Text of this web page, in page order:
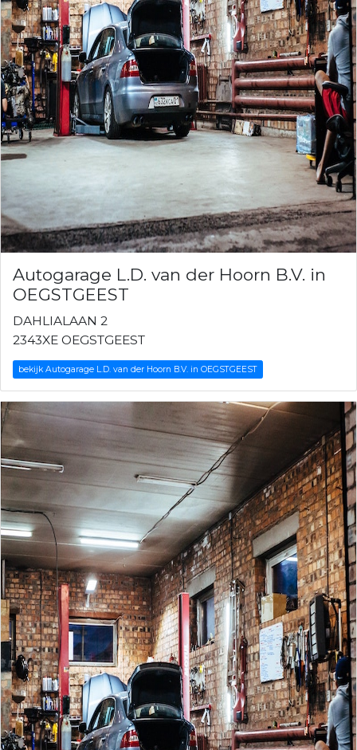
Autogarage L.D. van der Hoorn B.V. in
OEGSTGEEST
DAHLIALAAN 2
2343XE OEGSTGEEST
bekijk Autogarage L.D. van der Hoorn B.V. in OEGSTGEEST